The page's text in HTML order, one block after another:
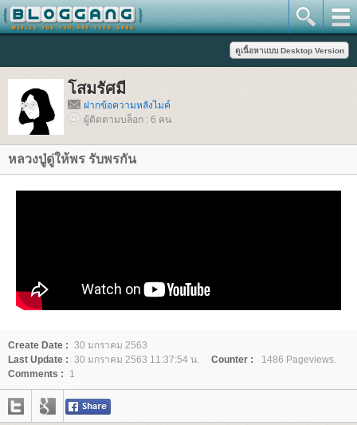
สมรัศมี
ฝากข้อความหลังไมค์
ผู้ติดตามบล็อก : 6 คน
หลวงปู่ดู่ให้พร รับพรกัน
Create Date : 30 มกราคม 2563
Last Update : 30 มกราคม 2563 11:37:54 น. Counter :
1486 Pageviews.
Comments :
1